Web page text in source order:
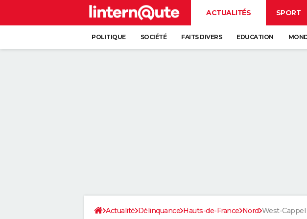
ACTUALITÉS SPORT
POLITIQUE SOCIÉTÉ FAITS DIVERS EDUCATION
Actualité Délinquance Hauts-de-France Nord West-Cappel